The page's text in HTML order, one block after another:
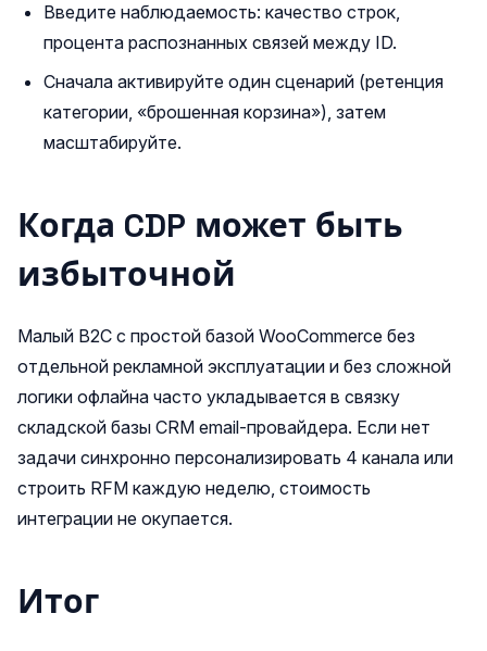
Введите наблюдаемость: качество строк,
процента распознанных связей между ID.
Сначала активируйте один сценарий (ретенция
категории, «брошенная корзина»), затем
масштабируйте.
Когда CDP может быть
избыточной
Малый B2C с простой базой WooCommerce без
отдельной рекламной эксплуатации и без сложной
логики офлайна часто укладывается в связку
складской базы CRM email-провайдера. Если нет
задачи синхронно персонализировать 4 канала или
строить RFM каждую неделю, стоимость
интеграции не окупается.
Итог